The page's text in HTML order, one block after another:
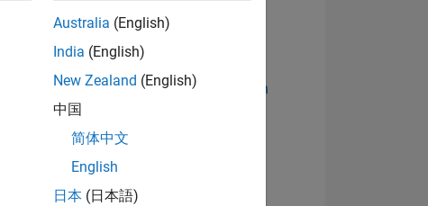
Abzeichen anzeigen
Australia (English)
India (English)
New Zealand (English)
中国
简体中文
English
日本 (日本語)